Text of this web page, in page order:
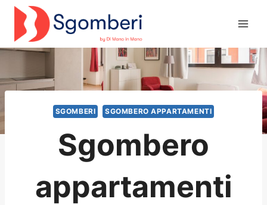
Salta
contenuto
SGOMBERI SGOMBERO APPARTAMENTI
Sgombero
appartamenti